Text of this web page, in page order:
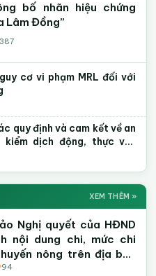
bố nhãn hiệu chứng
Lâm Đồng”
387
cơ vi phạm MRL đối với
quy định và cam kết về an
dịch động, thực vật
và UKVFTA”
XEM THÊM »
Nghị quyết của HĐND
nội dung chi, mức chi
nông trên địa bàn
94